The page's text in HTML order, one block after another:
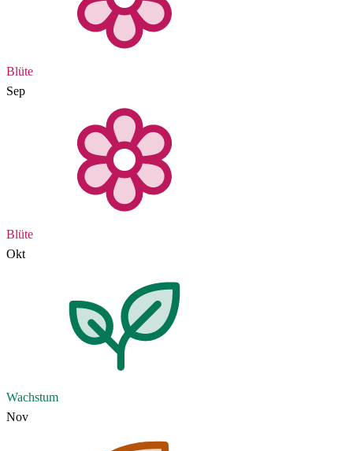
Blüte
Sep
Blüte
Okt
Wachstum
Nov